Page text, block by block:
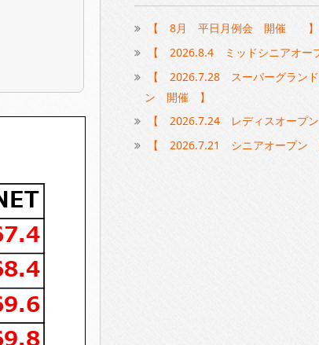
【 8月 平日月例会 開催 】
【 2026.8.4 ミッドシニアオ
【 2026.7.28 スーパーグラン
ン 開催 】
【 2026.7.24 レディスオー
【 2026.7.21 シニアオープ